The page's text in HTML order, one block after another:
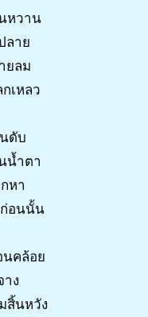
หวาน
ลาย
ยลม
เหลว
ดับ
น้ำตา
หา
อนนั้น
นคล้อย
ง
สิ้นหวัง